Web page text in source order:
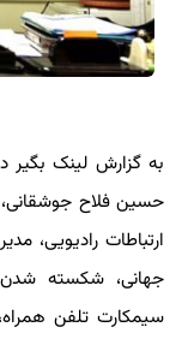
به گزارش لینک بگیر
حسین فلاح
ارتباطات رادیویی،
جهانی، شکسته
سیمکارت تلفن